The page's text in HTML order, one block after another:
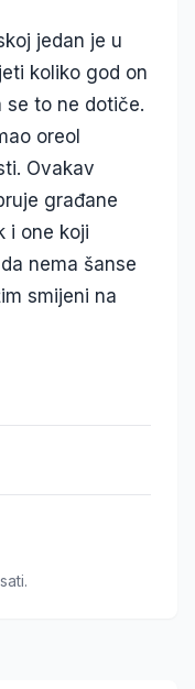
jedan je u
koliko god on
se to ne dotiče.
oreol
Ovakav
građane
i one koji
nema šanse
smijeni na